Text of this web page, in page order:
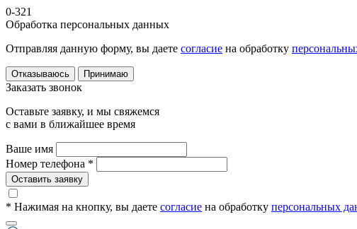
0-321
Обработка персональных данных
Отправляя данную форму, вы даете согласие на обработку
Отказываюсь Принимаю
Заказать звонок
Оставьте заявку, и мы свяжемся
с вами в ближайшее время
Ваше имя
Номер телефона *
Оставить заявку
* Нажимая на кнопку, вы даете согласие на обработку персональных